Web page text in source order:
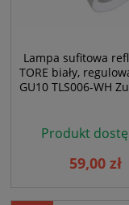
Lampa sufitowa
TORE biały,
GU10 TLS006-WH
Produkt
59,00 zł